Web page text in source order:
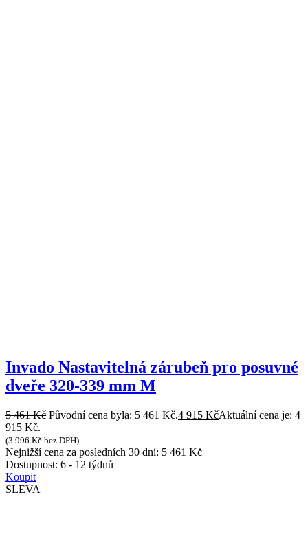
Invado Nastavitelná zárubeň pro posuvné
dveře 320-339 mm M
5 461Kč Původní cena byla: 5 461 Kč.4 915 KčAktuální cena je: 4
915 Kč.
(3 996 Kč bez DPH)
Nejnižší cena za posledních 30 dní: 5 461 Kč
Dostupnost: 6 - 12 týdnů
Koupit
SLEVA